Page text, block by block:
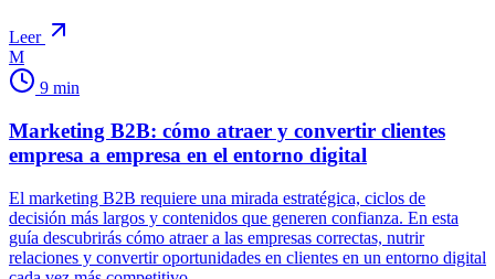
Leer
M
9 min
Marketing B2B: cómo atraer y convertir clientes
empresa a empresa en el entorno digital
El marketing B2B requiere una mirada estratégica, ciclos de
decisión más largos y contenidos que generen confianza. En esta
guía descubrirás cómo atraer a las empresas correctas, nutrir
relaciones y convertir oportunidades en clientes en un entorno digital